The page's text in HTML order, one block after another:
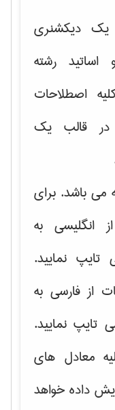
دیکشنری
رشته
اصطلاحات
در قالب یک
می باشد. برای
انگلیسی به
نمایید.
از فارسی به
تایپ نمایید.
معادل های
داده خواهد